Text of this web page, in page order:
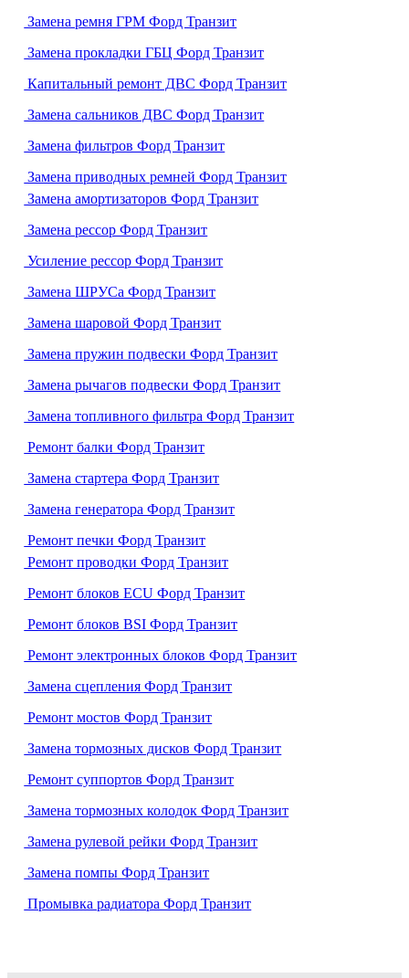
Замена ремня ГРМ Форд Транзит
Замена прокладки ГБЦ Форд Транзит
Капитальный ремонт ДВС Форд Транзит
Замена сальников ДВС Форд Транзит
Замена фильтров Форд Транзит
Замена приводных ремней Форд Транзит
Замена амортизаторов Форд Транзит
Замена рессор Форд Транзит
Усиление рессор Форд Транзит
Замена ШРУСа Форд Транзит
Замена шаровой Форд Транзит
Замена пружин подвески Форд Транзит
Замена рычагов подвески Форд Транзит
Замена топливного фильтра Форд Транзит
Ремонт балки Форд Транзит
Замена стартера Форд Транзит
Замена генератора Форд Транзит
Ремонт печки Форд Транзит
Ремонт проводки Форд Транзит
Ремонт блоков ECU Форд Транзит
Ремонт блоков BSI Форд Транзит
Ремонт электронных блоков Форд Транзит
Замена сцепления Форд Транзит
Ремонт мостов Форд Транзит
Замена тормозных дисков Форд Транзит
Ремонт суппортов Форд Транзит
Замена тормозных колодок Форд Транзит
Замена рулевой рейки Форд Транзит
Замена помпы Форд Транзит
Промывка радиатора Форд Транзит